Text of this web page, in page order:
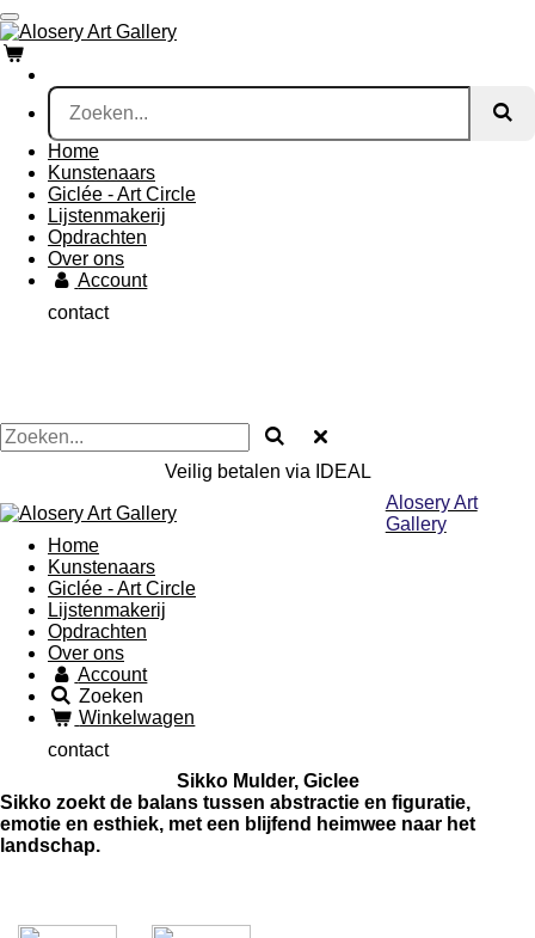
Ga
direct
naar
de
hoofdinhoud
Home
Kunstenaars
Giclée - Art Circle
Lijstenmakerij
Opdrachten
Over ons
Account
contact
Veilig betalen via IDEAL
Alosery Art
Gallery
Home
Kunstenaars
Giclée - Art Circle
Lijstenmakerij
Opdrachten
Over ons
Account
Zoeken
Winkelwagen
contact
Sikko Mulder, Giclee
Sikko zoekt de balans tussen abstractie en figuratie,
emotie en esthiek, met een blijfend heimwee naar het
landschap.